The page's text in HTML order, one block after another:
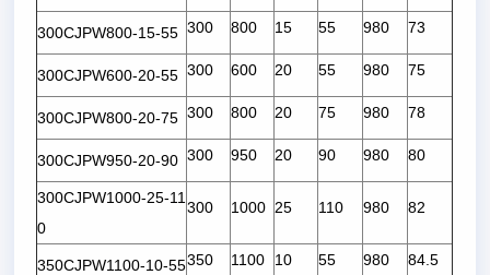
300CJPW800-15-55 300 800 15 55 980 73
300CJPW600-20-55 300 600 20 55 980 75
300CJPW800-20-75 300 800 20 75 980 78
300CJPW950-20-90 300 950 20 90 980 80
300CJPW1000-25-11
0
300 1000 25 110 980 82
350CJPW1100-10-55350 1100 10 55 980 84.5